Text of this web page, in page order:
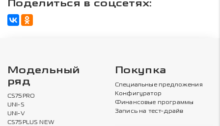
Поделиться в соцсетях:
Модельный
ряд
CS75PRO
UNI-S
UNI-V
CS75PLUS NEW
Покупка
Специальные предложения
Конфигуратор
Финансовые программы
Запись на тест-драйв